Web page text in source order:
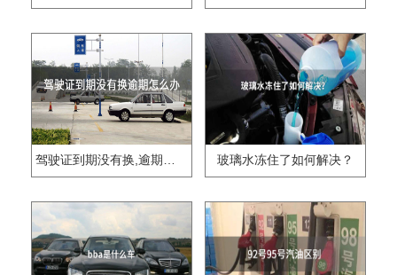
驾驶证到期没有换,逾期怎么办?? 玻璃水冻住了如何解决？